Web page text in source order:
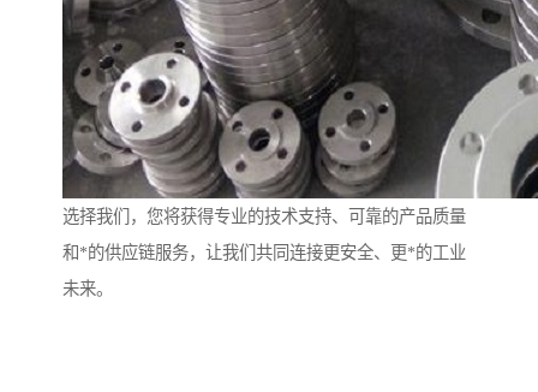
选择我们，您将获得专业的技术支持、可靠的产品质量
和*的供应链服务，让我们共同连接更安全、更*的工业
未来。